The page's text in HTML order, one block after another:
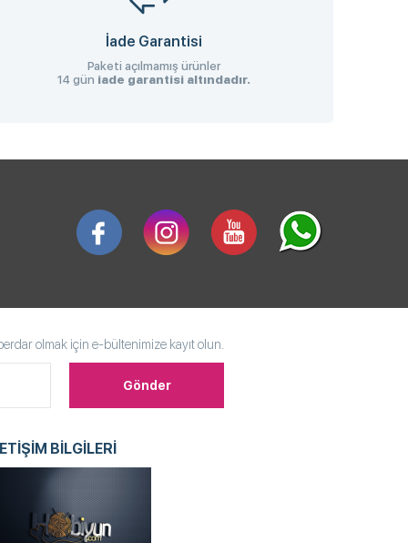
İade Garantisi
Paketi açılmamış ürünler
14 gün iade garantisi altındadır.
olmak için e-bültenimize kayıt olun.
BİLGİLERİ